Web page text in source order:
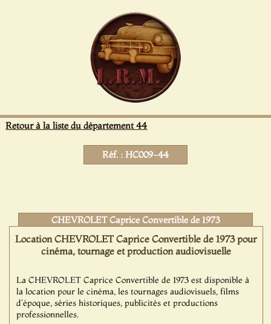
Retour à la liste du département 44
Réf. : HC009-44
CHEVROLET Caprice Convertible de 1973
Location CHEVROLET Caprice Convertible de 1973 pour
cinéma, tournage et production audiovisuelle
La CHEVROLET Caprice Convertible de 1973 est disponible à
la location pour le cinéma, les tournages audiovisuels, films
d'époque, séries historiques, publicités et productions
professionnelles.